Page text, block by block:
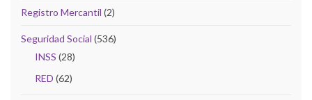
Registro Mercantil (2)
Seguridad Social (536)
INSS (28)
RED (62)